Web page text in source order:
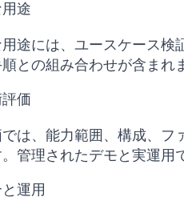
途
用途には、ユースケース検
との組み合わせが含まれ
価
は、能力範囲、構成、フ
。管理されたデモと実運用
運用